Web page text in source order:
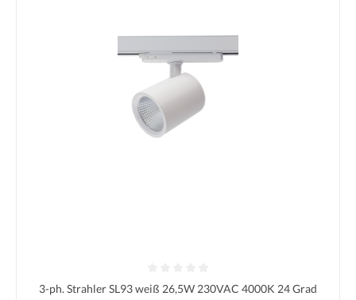
Durchschnittliche Bewertung von 0 von 5 Sternen
3-ph. Strahler SL93 weiß 26,5W 230VAC 4000K 24 Grad